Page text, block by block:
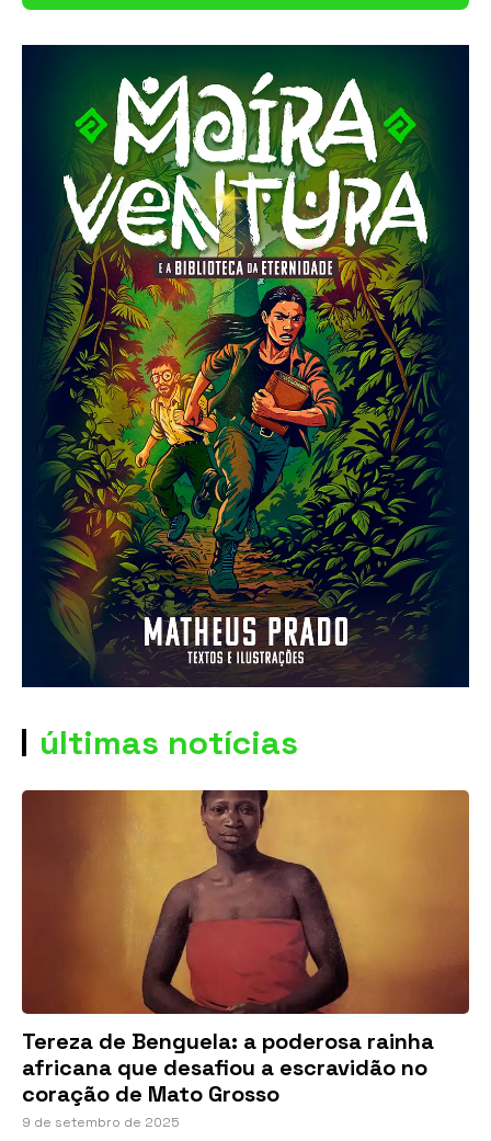
últimas notícias
Tereza de Benguela: a poderosa rainha
africana que desafiou a escravidão no
coração de Mato Grosso
9 de setembro de 2025